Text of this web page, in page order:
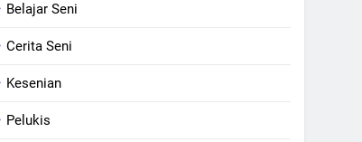
Belajar Seni
Cerita Seni
Kesenian
Pelukis